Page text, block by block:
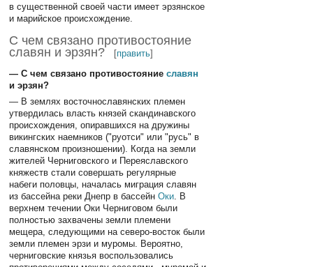
в существенной своей части имеет эрзянское
и марийское происхождение.
С чем связано противостояние
славян и эрзян?
[править]
— С чем связано противостояниеславян
и эрзян?
— В землях восточнославянских племен
утвердилась власть князей скандинавского
происхождения, опиравшихся на дружины
викингских наемников ("руотси" или "русь" в
славянском произношении). Когда на земли
жителей Черниговского и Переяславского
княжеств стали совершать регулярные
набеги половцы, началась миграция славян
из бассейна реки Днепр в бассейнОки. В
верхнем течении Оки Черниговом были
полностью захвачены земли племени
мещера, следующими на северо-восток были
земли племен эрзи и муромы. Вероятно,
черниговские князья воспользовались